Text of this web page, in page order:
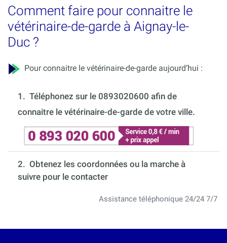
Comment faire pour connaitre le
vétérinaire-de-garde à Aignay-le-
Duc ?
Pour connaitre le vétérinaire-de-garde aujourd’hui :
1. Téléphonez sur le 0893020600 afin de
connaitre le vétérinaire-de-garde de votre ville.
2. Obtenez les coordonnées ou la marche à
suivre pour le contacter
Assistance téléphonique 24/24 7/7